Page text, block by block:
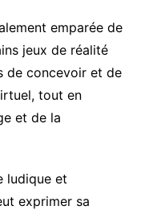
emparée de
jeux de réalité
de concevoir et de
tout en
et de la
ludique et
exprimer sa